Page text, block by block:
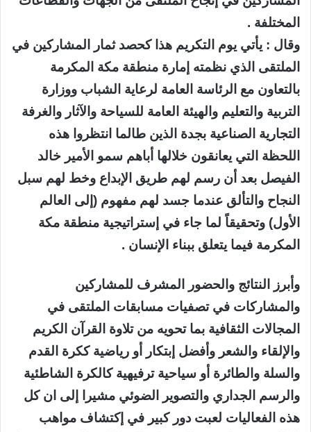
المختلفة .
وقال : يأتي يوم التكريم هذا كحصد ثمار المشاركين في
الملتقى الذي نظمته إمارة منطقة مكة المكرمة
بالتعاون مع الرئاسة العامة لرعاية الشباب ووزارة
التربية والتعليم والهيئة العامة للسياحة والآثار والغرفة
التجارية الصناعية بجدة الذين طالما انتظروا هذه
اللحظة التي يعانقون خلالها أباهم سمو الأمير خالد
الفيصل بعد أن رسم لهم طريق الإبداع وخط لهم سبل
النجاح والتألق عندما جسد لهم مفهوم (إلى العالم
الأول) وتحقيقاً لما جاء في إستراتيجية منطقة مكة
المكرمة فيما يتعلق ببناء الإنسان .
وأبرز النتائج والحضور المشرف للمشاركين
والمشاركات في تصفيات مسابقات الملتقى في
المجالات الثقافية بما تحويه من تلاوة القرآن الكريم
والإلقاء والشعر وأفضل إبتكار أو رياضية ككرة القدم
والسلة والطائرة أو سياحية ترفيهية كالكرة الشاطئية
والرسم الجداري والتصوير الضوئي مشيرا إلى ان كل
هذه الفعاليات لعبت دور كبير في إكتشاف مواهب